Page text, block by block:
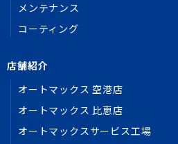
メンテナンス
コーティング
店舗紹介
オートマックス 空港店
オートマックス 比恵店
オートマックスサービス工場